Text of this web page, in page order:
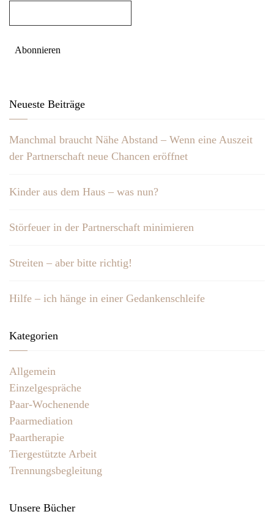
Neueste Beiträge
Manchmal braucht Nähe Abstand – Wenn eine Auszeit
der Partnerschaft neue Chancen eröffnet
Kinder aus dem Haus – was nun?
Störfeuer in der Partnerschaft minimieren
Streiten – aber bitte richtig!
Hilfe – ich hänge in einer Gedankenschleife
Kategorien
Allgemein
Einzelgespräche
Paar-Wochenende
Paarmediation
Paartherapie
Tiergestützte Arbeit
Trennungsbegleitung
Unsere Bücher